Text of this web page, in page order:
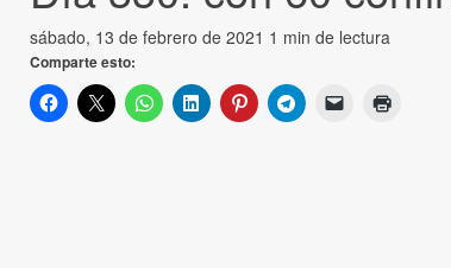
sábado, 13 de febrero de 2021 1 min de lectura
Comparte esto: